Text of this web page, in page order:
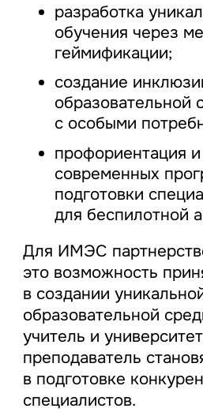
разработка
обучения через
геймификации;
создание
образовательной
с особыми
профориентация
современных
подготовки
для беспилотной
Для ИМЭС
это возможность
в создании
образовательной
учитель и
преподаватель
в подготовке
специалистов.